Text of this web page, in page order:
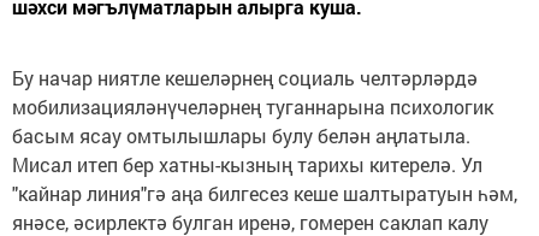
шәхси мәгълүматларын алырга куша.
Бу начар ниятле кешеләрнең социаль челтәрләрдә
мобилизацияләнүчеләрнең туганнарына психологик
басым ясау омтылышлары булу белән аңлатыла.
Мисал итеп бер хатны-кызның тарихы китерелә. Ул
"кайнар линия"гә аңа билгесез кеше шалтыратуын һәм,
янәсе, әсирлектә булган иренә, гомерен саклап калу